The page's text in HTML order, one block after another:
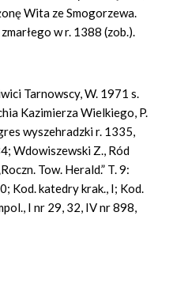
Wita ze Smogorzewa.
w r. 1388 (zob.).
Tarnowscy, W. 1971 s.
Kazimierza Wielkiego, P.
wyszehradzki r. 1335,
Wdowiszewski Z., Ród
Tow. Herald.” T. 9:
Kod. katedry krak., I; Kod.
I nr 29, 32, IV nr 898,